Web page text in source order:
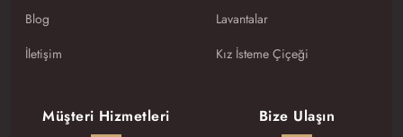
Blog
İletişim
Lavantalar
Kız İsteme Çiçeği
Müşteri Hizmetleri Bize Ulaşın